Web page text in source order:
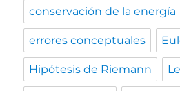
conservación de la energía
errores conceptuales
Hipótesis de Riemann